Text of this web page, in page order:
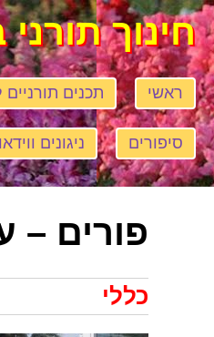
חינוך
ראשי תכנים
סיפורים ניגונים ווידאו
פורים –
כללי